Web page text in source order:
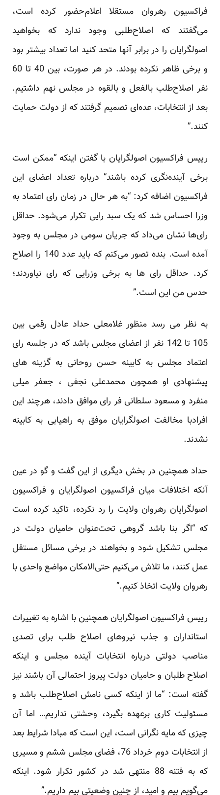
فراکسیون رهروان مستقلا اعلام‌حضور کرده است،
می‌گفتند که اصلاح‌طلبی وجود ندارد که بخواهید
اصولگرایان را در برابر آنها متحد کنید اما تعداد بیشتر بود
و برخی ظاهر نکرده بودند. در هر صورت، بین 40 تا 60
نفر اصلاح‌طلب بالفعل و بالقوه در مجلس نهم داشتیم.
بعد از انتخابات، عده‌ای تصمیم گرفتند که از دولت حمایت
کنند.”
رییس فراکسیون اصولگرایان با گفتن اینکه “ممکن است
برخی آینده‌نگری کرده باشند” درباره تعداد اعضای این
فراکسیون اضافه کرد: “به هر حال در زمان رای اعتماد به
وزرا احساس شد که یک سبد رایی تکرار می‌شود. حداقل
رای‌ها نشان می‌داد که جریان سومی در مجلس به وجود
آمده است. بنده تصور می‌کنم که باید عدد 140 را اصلاح‌
کرد. حداقل رای ها به برخی وزرایی که رای نیاوردند؛
حدس من این است.”
به نظر می رسد منظور غلامعلی حداد عادل رقمی بین
105 تا 142 نفر از اعضای مجلس باشد که در جلسه رای
اعتماد مجلس به کابینه حسن روحانی به گزینه های
پیشنهادی او همچون محمدعلی نجفی ، جعفر میلی
منفرد و مسعود سلطانی فر رای موافق دادند، هرچند این
افرادبا مخالفت اصولگرایان موفق به راهیابی به کابینه
نشدند.
حداد همچنین در بخش دیگری از این گفت و گو در عین
آنکه اختلافات میان فراکسیون اصولگرایان و فراکسیون
اصولگرایان رهروان ولایت را رد نکرده، تاکید کرده است
که “اگر بنا باشد گروهی تحت‌عنوان حامیان دولت در
مجلس تشکیل شود و بخواهند در برخی مسائل مستقل
عمل کنند، ما تلاش می‌کنیم حتی‌الامکان مواضع واحدی با
رهروان ولایت اتخاذ کنیم.”
رییس فراکسیون اصولگرایان همچنین با اشاره به تغییرات
استانداران و جذب نیروهای اصلاح طلب برای تصدی
مناصب دولتی درباره انتخابات آینده مجلس و اینکه
اصلاح طلبان و حامیان دولت پیروز احتمالی آن باشند نیز
گفته است: “ما از اینکه کسی نامش اصلاح‌طلب باشد و
مسئولیت کاری برعهده بگیرد، وحشتی نداریم… اما آن
چیزی که مایه نگرانی است، این است که مبادا شرایط بعد
از انتخابات دوم خرداد 76، فضای مجلس ششم و مسیری
که به فتنه 88 منتهی شد در کشور تکرار شود. اینکه
می‌گویم بیم و امید، از چنین وضعیتی بیم داریم.”